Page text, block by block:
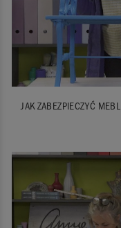
JAK ZABEZPIECZYĆ